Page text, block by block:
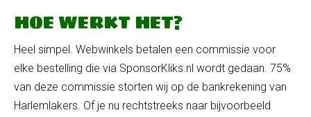
HOE WERKT HET?
Heel simpel. Webwinkels betalen een commissie voor
elke bestelling die via SponsorKliks.nl wordt gedaan. 75%
van deze commissie storten wij op de bankrekening van
Harlemlakers. Of je nu rechtstreeks naar bijvoorbeeld